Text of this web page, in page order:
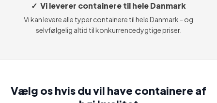
✓ Vi leverer containere til hele Danmark
Vi kan levere alle typer containere til hele Danmark - og
selvfølgelig altid til konkurrencedygtige priser.
Vælg os hvis du vil have containere af